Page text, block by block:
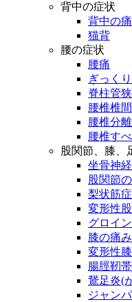
背中の症状
背中の
猫背
腰の症状
腰痛
ぎっく
脊柱管
腰椎椎
腰椎分
腰椎す
股関節、膝、
坐骨神
股関節
梨状筋
変形性
グロイ
膝の痛み
変形性
腸脛靭
鵞足炎(
ジャン